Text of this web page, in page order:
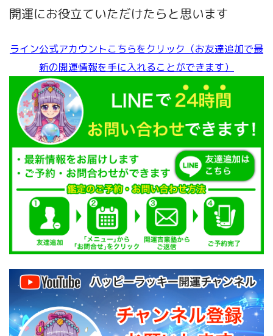
開運にお役立ていただけたらと思います
ライン公式アカウントこちらをクリック（お友達追加で最
新の開運情報を手に入れることができます）